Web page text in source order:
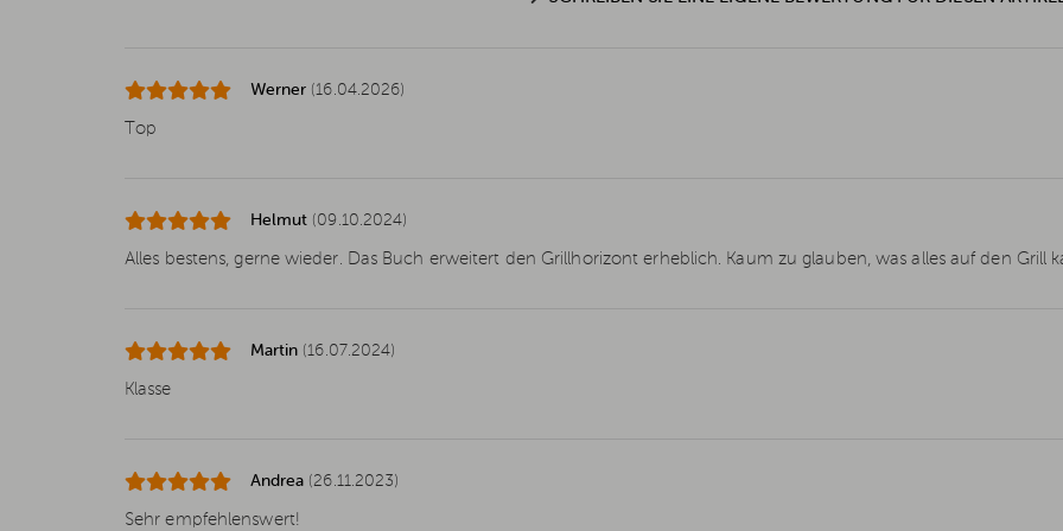
Werner (16.04.2026)
Top
Helmut (09.10.2024)
Alles bestens, gerne wieder. Das Buch erweitert den Grillhorizont erheblich. Kaum zu glauben, was alles auf den Grill
Martin (16.07.2024)
Klasse
Andrea (26.11.2023)
Sehr empfehlenswert!